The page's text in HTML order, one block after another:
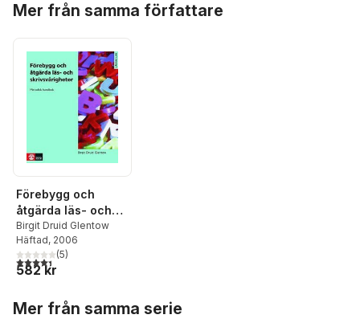
Mer från samma författare
Förebygg och
åtgärda läs- och
skrivsvårigheter :
metodisk handbok
Birgit Druid Glentow
Häftad, 2006
4,4utav 5 stjärnor. Totalt antal röster:
(5)
582 kr
Mer från samma serie